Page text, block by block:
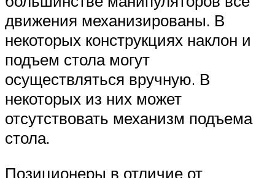
движения механизированы. В
некоторых конструкциях наклон и
подъем стола могут
осуществляться вручную. В
некоторых из них может
отсутствовать механизм подъема
стола.
Позиционеры в отличие от